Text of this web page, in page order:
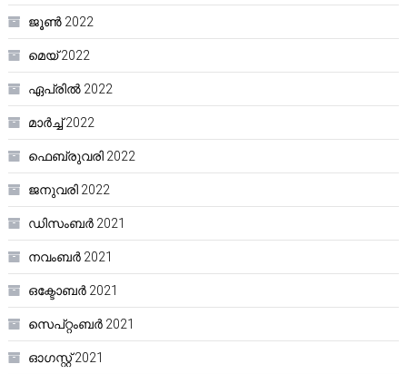
ജൂൺ 2022
മെയ്‌ 2022
ഏപ്രിൽ 2022
മാർച്ച്‌ 2022
ഫെബ്രുവരി 2022
ജനുവരി 2022
ഡിസംബർ 2021
നവംബർ 2021
ഒക്ടോബർ 2021
സെപ്റ്റംബർ 2021
ഓഗസ്റ്റ്‌ 2021